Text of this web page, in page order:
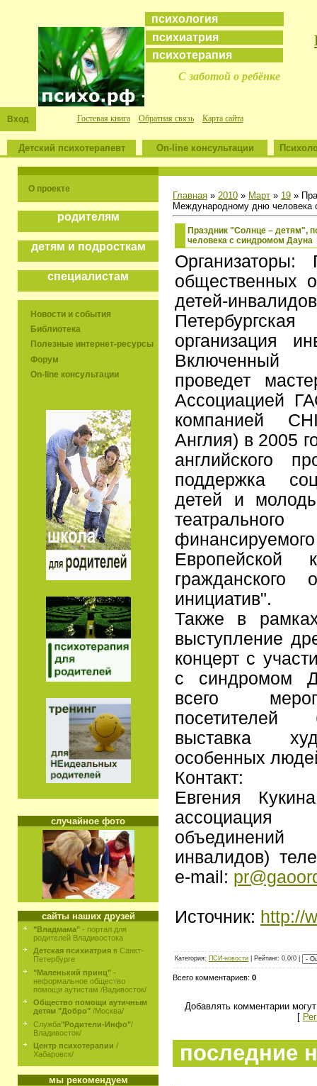
психология
психиатрия
психотерапия
С заботой о ребёнке
Вход Гостевая книга Обратная связь Карта сайта
Детский психотерапевт On-line консультации
О проекте
родителям
детям и подросткам
специалистам
Новости и события
Библиотека
Полезные интернет-ресурсы
Форум
On-line консультации
случайное фото
сайты наших друзей
"Владмама" - портал для
родителей Владивостока
Детская психиатрия в Санкт-
Петербурге
"Маленький принц" -
неформальное общество
помощи аутистам /Вадивосток/
Общество помощи аутичным
детям "Добро" /Москва/
Служба"Родители-Инфо"/
Владивосток/
Центр психотерапии /
Хабаровск/
мы рекомендуем
Главная » 2010 » Март » 19 »
Международному дню человека
Праздник "Солнце – детям",
человека с синдромом Дауна
Организаторы:
общественных
детей-
организация
Включенный
проведет
Ассоциацией
компанией
Англия) в 2005
английского
поддержка
детей и
Европейской
инициатив".
Также в
выступление
концерт с
с синдромом
всего
посетителей
выставка
особенных
Контакт:
Евгения
инвалидов)
e-mail:
Источник: http://
Категория: ПСИ-новости | Рейтинг: 0.0/0 |
Всего комментариев: 0
Добавлять комментарии
[
последние